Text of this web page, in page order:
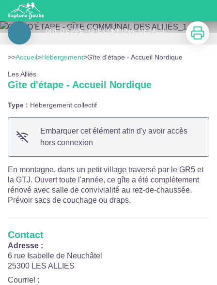
Gîte d'étape - Accueil Nordique
GÎTE D'ÉTAPE - GÎTE COMMUNAL DES ALLIÉS_1 - GÎTE D'ÉTAPE - GÎTE COMMUNAL DES ALLIÉS
Voir l'image en plein écran
Imprimer
>>Accueil>Hébergement>Gîte d'étape - Accueil Nordique
Les Alliés
Gîte d'étape - Accueil Nordique
Type : Hébergement collectif
Embarquer cet élément afin d'y avoir accès
hors connexion
En montagne, dans un petit village traversé par le GR5 et
la GTJ. Ouvert toute l'année, ce gîte a été complètement
rénové avec salle de convivialité au rez-de-chaussée.
Prévoir sacs de couchage ou draps.
Contact
Adresse :
6 rue Isabelle de Neuchâtel
25300 LES ALLIES
Courriel :